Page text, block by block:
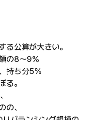
る公算が大きい。
の8〜9%
持ち分5%
る。
の、